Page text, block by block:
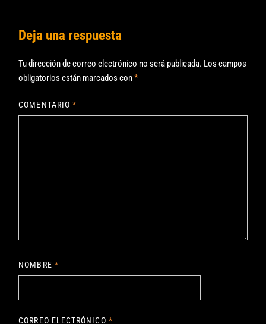
Deja una respuesta
Tu dirección de correo electrónico no será publicada. Los campos
obligatorios están marcados con*
COMENTARIO*
NOMBRE *
CORREO ELECTRÓNICO *